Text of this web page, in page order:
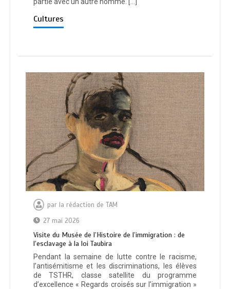
Cultures
par la rédaction de TAM
27 mai 2026
Visite du Musée de l’Histoire de l’immigration : de
l’esclavage à la loi Taubira
Pendant la semaine de lutte contre le racisme,
l’antisémitisme et les discriminations, les élèves
de TSTHR, classe satellite du programme
d’excellence « Regards croisés sur l’immigration »